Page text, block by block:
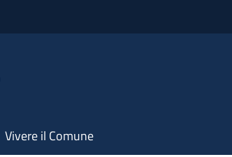
Vivere il Comune